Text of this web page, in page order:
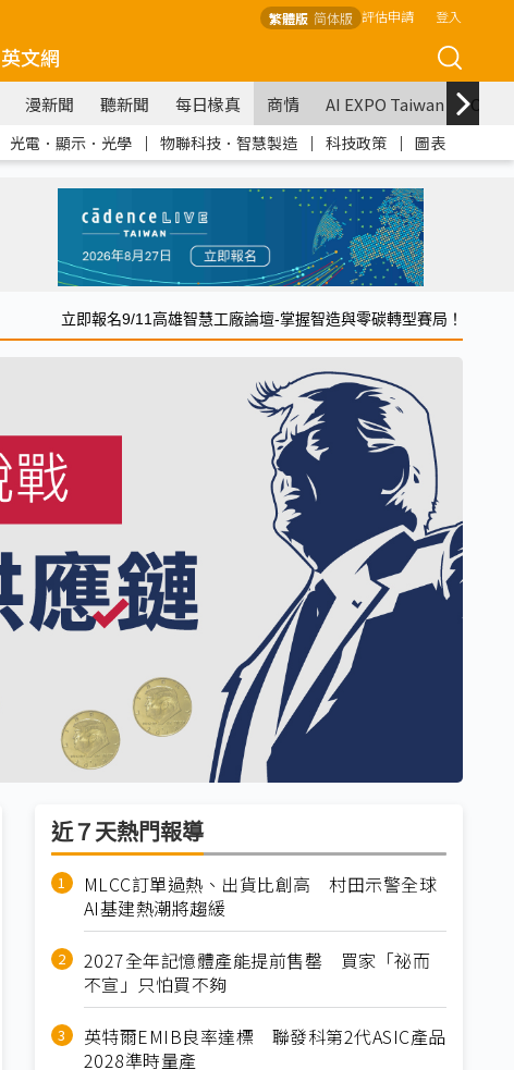
繁體版 简体版 評估申請 登入
英文網
漫新聞 聽新聞 每日椽真 商情 AI EXPO Taiwan
光電．顯示．光學 ｜ 物聯科技．智慧製造 ｜ 科技政策 ｜ 圖表
立即報名9/11高雄智慧工廠論壇-掌握智造與零碳轉型賽局！
近７天熱門報導
MLCC訂單過熱、出貨比創高 村田示警全球
AI基建熱潮將趨緩
2027全年記憶體產能提前售罄 買家「祕而
不宣」只怕買不夠
英特爾EMIB良率達標 聯發科第2代ASIC產品
2028準時量產